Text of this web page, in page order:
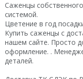
Саженцы
системой.
Цветение в год
Купить саженцы с
нашем сайте. Просто
оформление. .
деталей.